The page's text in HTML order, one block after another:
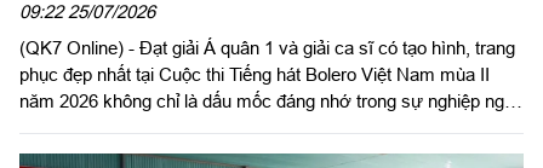
Bolero
09:22 25/07/2026
(QK7 Online) - Đạt giải Á quân 1 và giải ca sĩ có tạo hình, trang
phục đẹp nhất tại Cuộc thi Tiếng hát Bolero Việt Nam mùa II
năm 2026 không chỉ là dấu mốc đáng nhớ trong sự nghiệp nghệ
Văn công Quân khu 7, mà còn là niềm tự hào của những người